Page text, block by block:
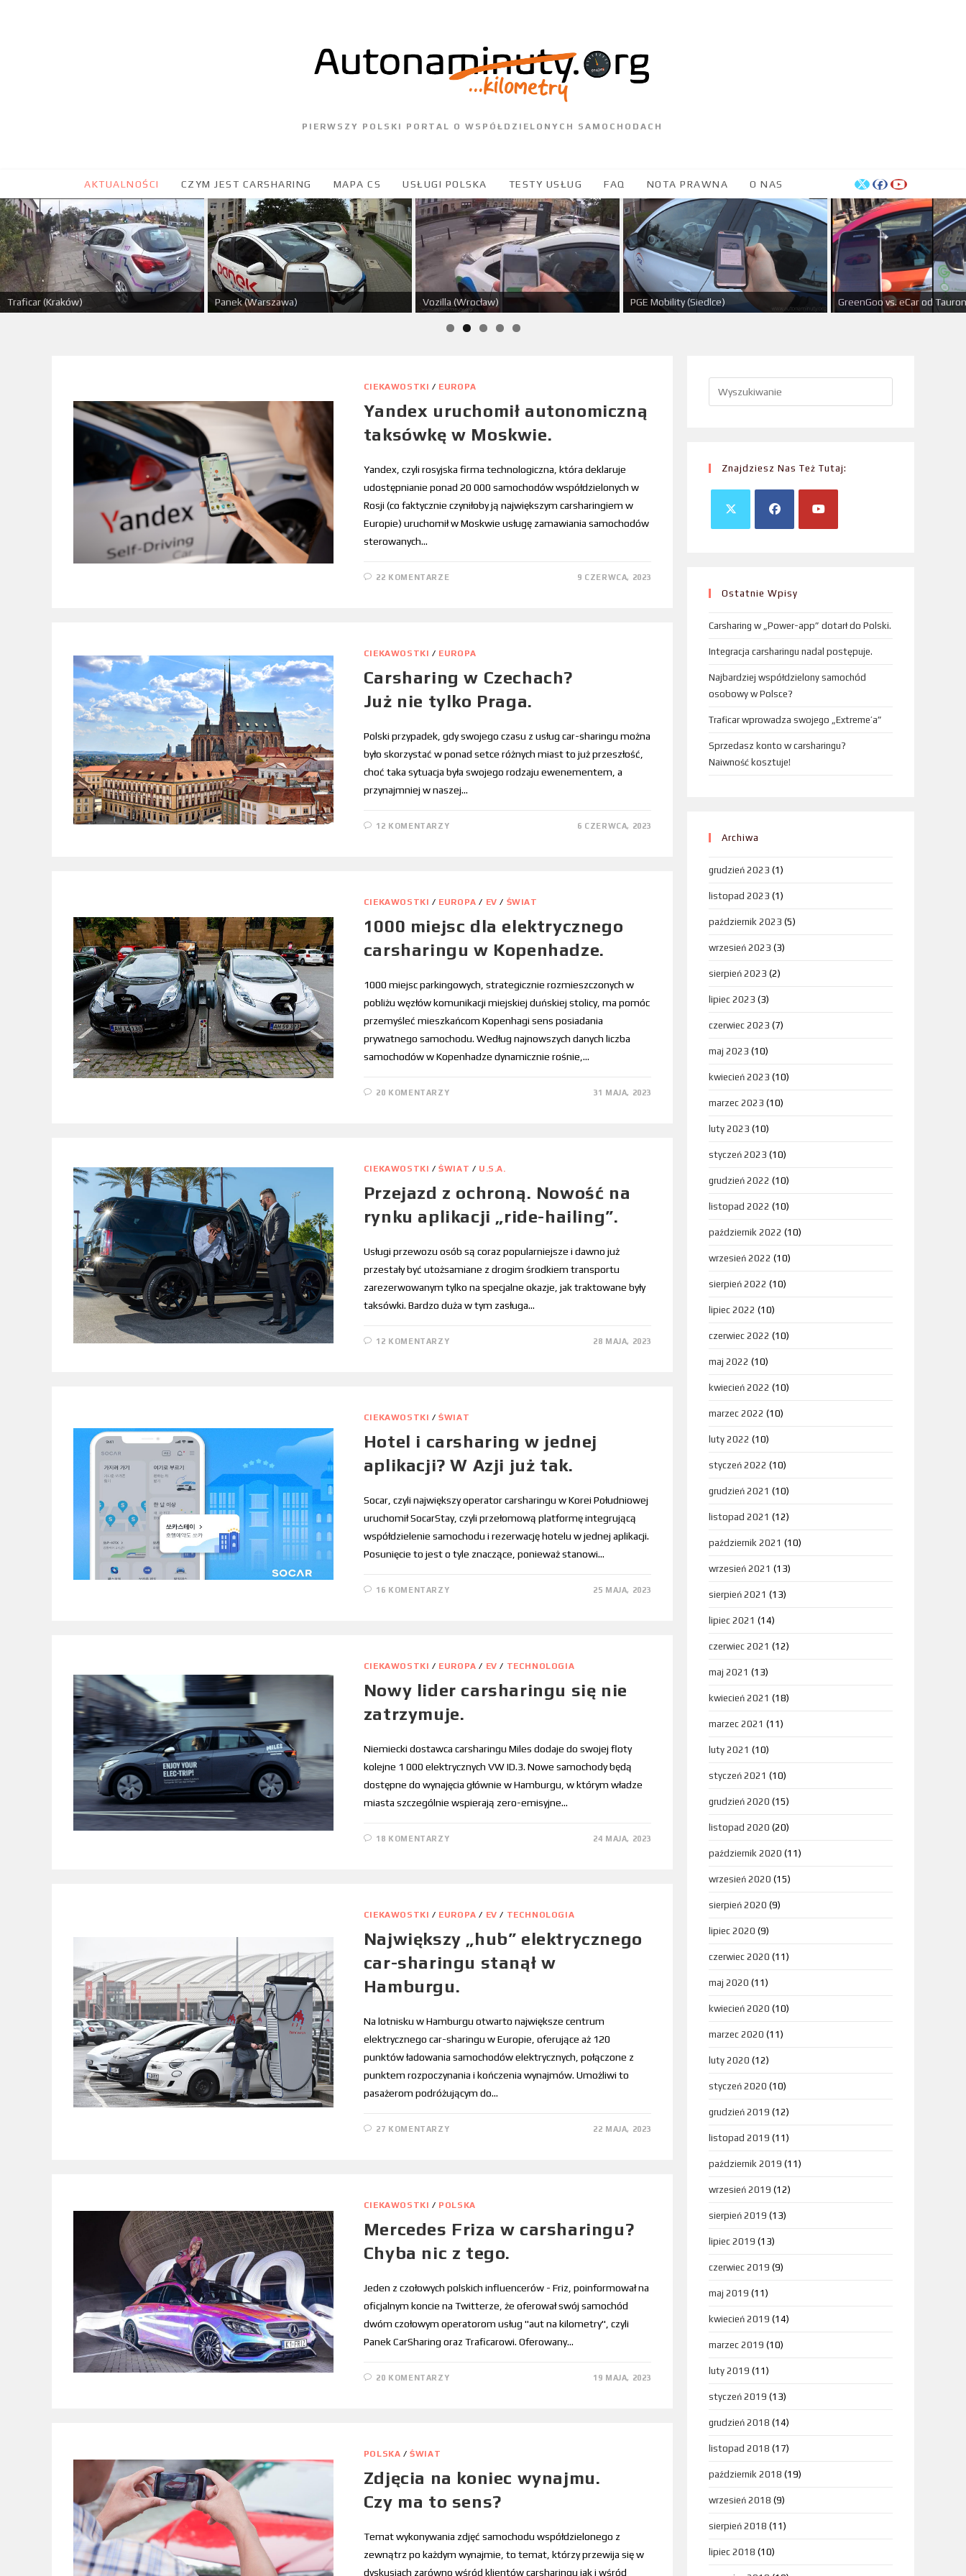
PIERWSZY POLSKI PORTAL O WSPÓŁDZIELONYCH SAMOCHODACH
AKTUALNOŚCI CZYM JEST CARSHARING MAPA CS USŁUGI POLSKA TESTY USŁUG FAQ NOTA PRAWNA O NAS
Traficar (Kraków) Panek (Warszawa) Vozilla (Wrocław) PGE Mobility (Siedlce) GreenGoo vs. eCar od
CIEKAWOSTKI / EUROPA
Yandex uruchomił autonomiczną
taksówkę w Moskwie.
Yandex, czyli rosyjska firma technologiczna, która deklaruje
udostępnianie ponad 20 000 samochodów współdzielonych w
Rosji (co faktycznie czyniłoby ją największym carsharingiem w
Europie) uruchomił w Moskwie usługę zamawiania samochodów
sterowanych…
22 KOMENTARZE 9 CZERWCA, 2023
CIEKAWOSTKI / EUROPA
Carsharing w Czechach?
Już nie tylko Praga.
Polski przypadek, gdy swojego czasu z usług car-sharingu można
było skorzystać w ponad setce różnych miast to już przeszłość,
choć taka sytuacja była swojego rodzaju ewenementem, a
przynajmniej w naszej…
12 KOMENTARZY 6 CZERWCA, 2023
CIEKAWOSTKI / EUROPA / EV / ŚWIAT
1000 miejsc dla elektrycznego
carsharingu w Kopenhadze.
1000 miejsc parkingowych, strategicznie rozmieszczonych w
pobliżu węzłów komunikacji miejskiej duńskiej stolicy, ma pomóc
przemyśleć mieszkańcom Kopenhagi sens posiadania
prywatnego samochodu. Według najnowszych danych liczba
samochodów w Kopenhadze dynamicznie rośnie,…
20 KOMENTARZY 31 MAJA, 2023
CIEKAWOSTKI /ŚWIAT / U.S.A.
Przejazd z ochroną. Nowość na
rynku aplikacji „ride-hailing”.
Usługi przewozu osób są coraz popularniejsze i dawno już
przestały być utożsamiane z drogim środkiem transportu
zarezerwowanym tylko na specjalne okazje, jak traktowane były
taksówki. Bardzo duża w tym zasługa…
12 KOMENTARZY 28 MAJA, 2023
CIEKAWOSTKI /ŚWIAT
Hotel i carsharing w jednej
aplikacji? W Azji już tak.
Socar, czyli największy operator carsharingu w Korei Południowej
uruchomił SocarStay, czyli przełomową platformę integrującą
współdzielenie samochodu i rezerwację hotelu w jednej aplikacji.
Posunięcie to jest o tyle znaczące, ponieważ stanowi…
16 KOMENTARZY 25 MAJA, 2023
CIEKAWOSTKI / EUROPA / EV / TECHNOLOGIA
Nowy lider carsharingu się nie
zatrzymuje.
Niemiecki dostawca carsharingu Miles dodaje do swojej floty
kolejne 1 000 elektrycznych VW ID.3. Nowe samochody będą
dostępne do wynajęcia głównie w Hamburgu, w którym władze
miasta szczególnie wspierają zero-emisyjne…
18 KOMENTARZY 24 MAJA, 2023
CIEKAWOSTKI / EUROPA / EV / TECHNOLOGIA
Największy „hub” elektrycznego
car-sharingu stanął w
Hamburgu.
Na lotnisku w Hamburgu otwarto największe centrum
elektrycznego car-sharingu w Europie, oferujące aż 120
punktów ładowania samochodów elektrycznych, połączone z
punktem rozpoczynania i kończenia wynajmów. Umożliwi to
pasażerom podróżującym do…
27 KOMENTARZY 22 MAJA, 2023
CIEKAWOSTKI / POLSKA
Mercedes Friza w carsharingu?
Chyba nic z tego.
Jeden z czołowych polskich influencerów - Friz, poinformował na
oficjalnym koncie na Twitterze, że oferował swój samochód
dwóm czołowym operatorom usług "aut na kilometry", czyli
Panek CarSharing oraz Traficarowi. Oferowany…
20 KOMENTARZY 19 MAJA, 2023
POLSKA /ŚWIAT
Zdjęcia na koniec wynajmu.
Czy ma to sens?
Temat wykonywania zdjęć samochodu współdzielonego z
zewnątrz po każdym wynajmie, to temat, którzy przewija się w
dyskusjach zarówno wśród klientów carsharingu jak i wśród
Znajdziesz Nas Też Tutaj:
Ostatnie Wpisy
Carsharing w „Power-app” dotarł do Polski.
Integracja carsharingu nadal postępuje.
Najbardziej współdzielony samochód
osobowy w Polsce?
Traficar wprowadza swojego „Extreme’a”
Sprzedasz konto w carsharingu?
Naiwność kosztuje!
Archiwa
grudzień 2023 (1)
listopad 2023 (1)
październik 2023 (5)
wrzesień 2023 (3)
sierpień 2023 (2)
lipiec 2023 (3)
czerwiec 2023 (7)
maj 2023 (10)
kwiecień 2023 (10)
marzec 2023 (10)
luty 2023 (10)
styczeń 2023 (10)
grudzień 2022 (10)
listopad 2022 (10)
październik 2022 (10)
wrzesień 2022 (10)
sierpień 2022 (10)
lipiec 2022 (10)
czerwiec 2022 (10)
maj 2022 (10)
kwiecień 2022 (10)
marzec 2022 (10)
luty 2022 (10)
styczeń 2022 (10)
grudzień 2021 (10)
listopad 2021 (12)
październik 2021 (10)
wrzesień 2021 (13)
sierpień 2021 (13)
lipiec 2021 (14)
czerwiec 2021 (12)
maj 2021 (13)
kwiecień 2021 (18)
marzec 2021 (11)
luty 2021 (10)
styczeń 2021 (10)
grudzień 2020 (15)
listopad 2020 (20)
październik 2020 (11)
wrzesień 2020 (15)
sierpień 2020 (9)
lipiec 2020 (9)
czerwiec 2020 (11)
maj 2020 (11)
kwiecień 2020 (10)
marzec 2020 (11)
luty 2020 (12)
styczeń 2020 (10)
grudzień 2019 (12)
listopad 2019 (11)
październik 2019 (11)
wrzesień 2019 (12)
sierpień 2019 (13)
lipiec 2019 (13)
czerwiec 2019 (9)
maj 2019 (11)
kwiecień 2019 (14)
marzec 2019 (10)
luty 2019 (11)
styczeń 2019 (13)
grudzień 2018 (14)
listopad 2018 (17)
październik 2018 (19)
wrzesień 2018 (9)
sierpień 2018 (11)
lipiec 2018 (10)